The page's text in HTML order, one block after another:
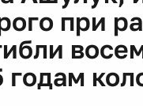
при
годам